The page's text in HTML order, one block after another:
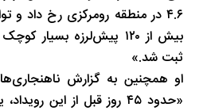
۴.۶ در منطقه رومرکزی رخ داد و
ثبت شد.»
او همچنین به گزارش
«حدود ۴۵ روز قبل از این